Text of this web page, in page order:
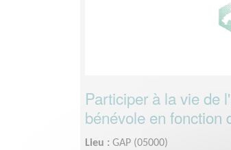
Participer à la vie de
bénévole en fonction
Lieu : GAP (05000)